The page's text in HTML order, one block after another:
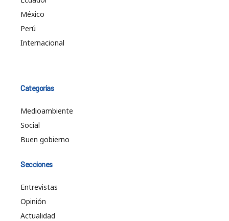
México
Perú
Internacional
Categorías
Medioambiente
Social
Buen gobierno
Secciones
Entrevistas
Opinión
Actualidad